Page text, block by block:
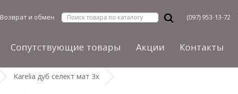
Возврат и обмен (097) 953-13-72
Сопутствующие товары Акции Контакты
Karelia дуб селект мат 3х